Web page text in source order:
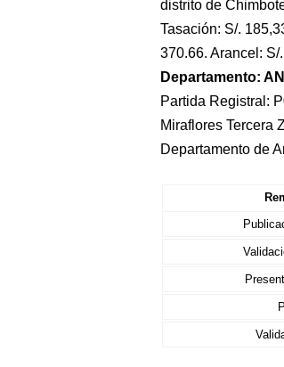
distrito de
Tasación: S/.
370.66. Arancel:
Departamento:
Partida Registral:
Miraflores Tercera
Departamento de